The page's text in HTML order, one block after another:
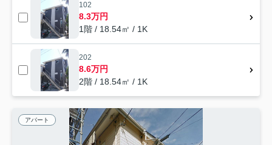
102
8.3万円
1階 / 18.54㎡ / 1K
202
8.6万円
2階 / 18.54㎡ / 1K
アパート